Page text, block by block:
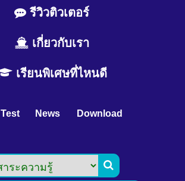
รีวิวติวเตอร์
เกี่ยวกับเรา
เรียนพิเศษที่ไหนดี
Test News Download
